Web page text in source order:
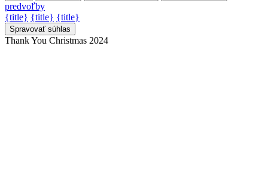
predvoľby
{title} {title} {title}
Spravovať súhlas
Thank You Christmas 2024